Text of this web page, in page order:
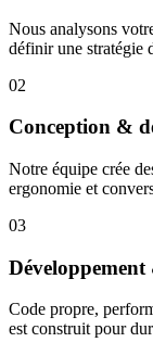
Nous analysons
définir une stratégie
02
Conception &
Notre équipe crée
ergonomie et
03
Développement
Code propre,
est construit pour